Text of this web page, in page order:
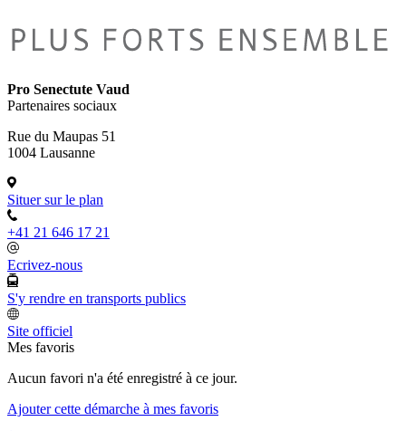
Pro Senectute Vaud
Partenaires sociaux
Rue du Maupas 51
1004 Lausanne
Situer sur le plan
+41 21 646 17 21
Ecrivez-nous
S'y rendre en transports publics
Site officiel
Mes favoris
Aucun favori n'a été enregistré à ce jour.
Ajouter cette démarche à mes favoris